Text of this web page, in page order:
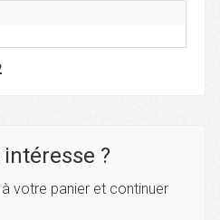
?
votre panier et continuer